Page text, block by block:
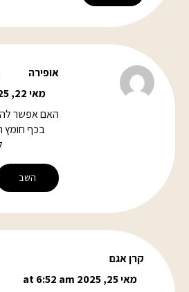
אופירה
מאי 22, 2025 בשעה 17:27
האם אפשר
בכף חומץ
השב
קרן אגם
מאי 25, 2025 at 6:52 am